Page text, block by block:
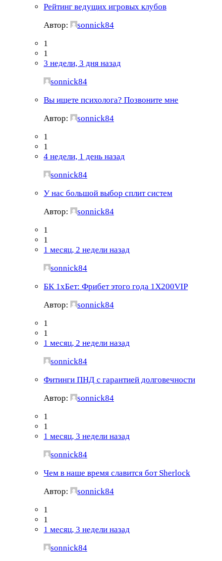
Рейтинг ведущих игровых клубов
Автор:
sonnick84
1
1
3 недели, 3 дня назад
sonnick84
Вы ищете психолога? Позвоните мне
Автор:
sonnick84
1
1
4 недели, 1 день назад
sonnick84
У нас большой выбор сплит систем
Автор:
sonnick84
1
1
1 месяц, 2 недели назад
sonnick84
БК 1хБет: Фрибет этого года 1X200VIP
Автор:
sonnick84
1
1
1 месяц, 2 недели назад
sonnick84
Фитинги ПНД с гарантией долговечности
Автор:
sonnick84
1
1
1 месяц, 3 недели назад
sonnick84
Чем в наше время славится бот Sherlock
Автор:
sonnick84
1
1
1 месяц, 3 недели назад
sonnick84